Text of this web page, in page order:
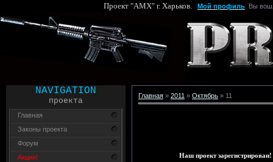
Проект "AMX" г. Харьков. Мой профиль Вы
NAVIGATION
проекта
Главная
Законы проекта
Форум
Акции!
Главная » 2011 » Октябрь » 11
Наш проект зарегистрирован!